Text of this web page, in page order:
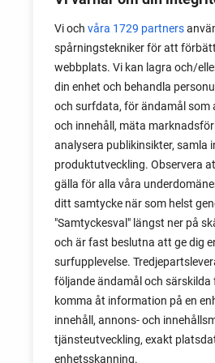
Vi och våra 1729 partners
spårningstekniker för att
webbplats. Vi kan lagra och/
din enhet och behandla
och surfdata, för ändamål som
och innehåll, mäta
analysera publikinsikter, samla
produktutveckling. Observera
gälla för alla våra
ditt samtycke när som helst
"Samtyckesval" längst ner på
och är fast beslutna att ge dig
surfupplevelse.
följande ändamål och
komma åt information på en
innehåll, annons- och
tjänsteutveckling, exakt
enhetsskanning.